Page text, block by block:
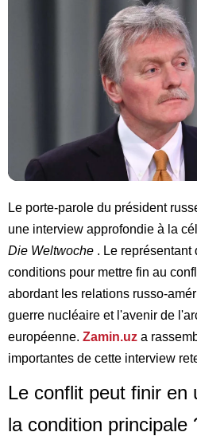
Le porte-parole du président
une interview approfondie à la
Die Weltwoche . Le représentant
conditions pour mettre fin au
abordant les relations russo-
guerre nucléaire et l'avenir de
européenne. Zamin.uz a
importantes de cette interview
Le conflit peut finir en
la condition principale